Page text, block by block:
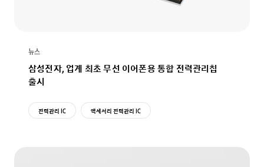
뉴스
삼성전자, 업계 최초 무선 이어폰용 통합 전력관리칩
출시
전력관리 IC 액세서리 전력관리 IC